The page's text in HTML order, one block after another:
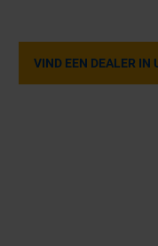
VIND EEN DEALER IN